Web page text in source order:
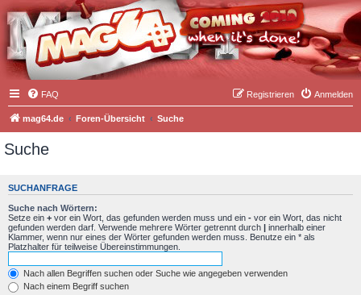
FAQ Anmelden
Registrieren
mag64.de Foren-Übersicht Suche
Suche
SUCHANFRAGE
Suche nach Wörtern:
Setze ein + vor ein Wort, das gefunden werden muss und ein - vor ein Wort, das nicht
gefunden werden darf. Verwende mehrere Wörter getrennt durch | innerhalb einer
Klammer, wenn nur eines der Wörter gefunden werden muss. Benutze ein * als
Platzhalter für teilweise Übereinstimmungen.
Nach allen Begriffen suchen oder Suche wie angegeben verwenden
Nach einem Begriff suchen